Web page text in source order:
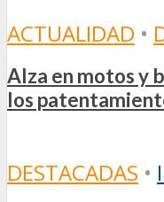
ACTUALIDAD •
Alza en motos y
los
DESTACADAS •